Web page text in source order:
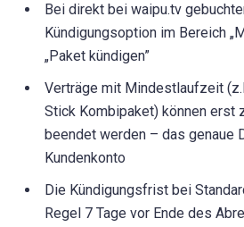
Bei direkt bei waipu.tv
Kündigungsoption im Bereich
„Paket kündigen”
Verträge mit Mindestlaufzeit
Stick Kombipaket) können erst
beendet werden – das genaue
Kundenkonto
Die Kündigungsfrist bei
Regel 7 Tage vor Ende des